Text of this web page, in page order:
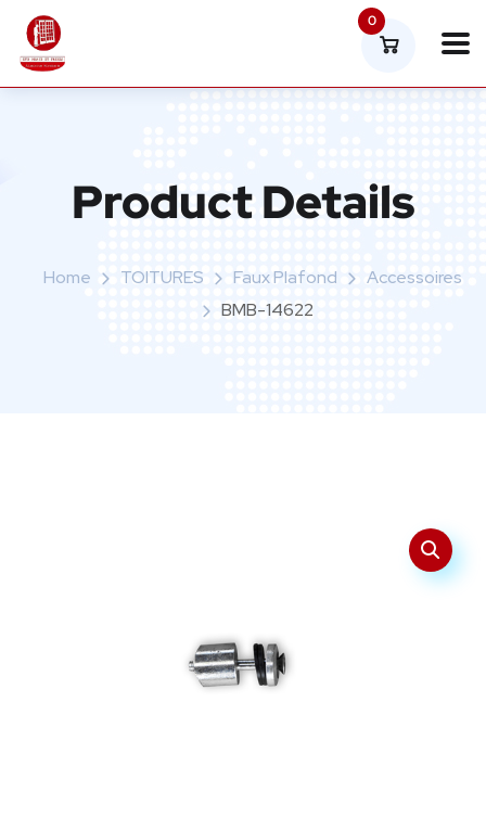
0
Product Details
Home TOITURES Faux Plafond
Accessoires
BMB-14622